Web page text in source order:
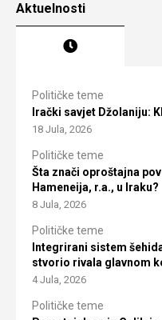
Aktuelnosti
Političke teme
Irački savjet Džolaniju:
18 Jula, 2026
Političke teme
Šta znači oproštajna
Hameneija, r.a., u Iraku?
8 Jula, 2026
Političke teme
Integrirani sistem
stvorio rivala glavnom
4 Jula, 2026
Političke teme